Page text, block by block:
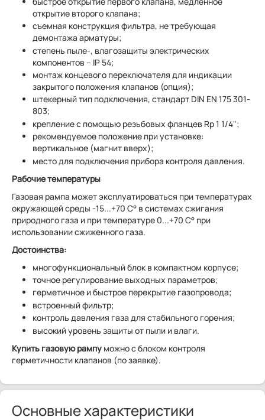
открытие второго клапана;
съемная конструкция фильтра, не требующая
демонтажа арматуры;
степень пыле-, влагозащиты электрических
компонентов – IP 54;
монтаж концевого переключателя для индикации
закрытого положения клапанов (опция);
штекерный тип подключения, стандарт DIN EN 175 301-
803;
крепление с помощью резьбовых фланцев Rp 1 1/4";
рекомендуемое положение при установке:
вертикальное (магнит вверх);
место для подключения прибора контроля давления.
Рабочие температуры
Газовая рампа может эксплуатироваться при температурах
окружающей среды -15...+70 С° в системах сжигания
природного газа и при температуре 0...+70 С° при
использовании сжиженного газа.
Достоинства:
многофункциональный блок в компактном корпусе;
точное регулирование выходных параметров;
герметичное и быстрое перекрытие газопровода;
встроенный фильтр;
контроль давления газа для стабильного горения;
высокий уровень защиты от пыли и влаги.
Купить газовую рампу можно с блоком контроля
герметичности клапанов (по заявке).
Основные характеристики